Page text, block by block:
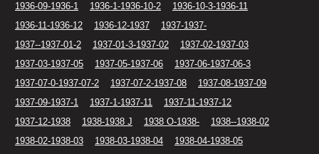
1936-09-1936-1
1936-1-1936-10-2
1936-10-3-1936-11
1936-11-1936-12
1936-12-1937
1937-1937-
1937--1937-01-2
1937-01-3-1937-02
1937-02-1937-03
1937-03-1937-05
1937-05-1937-06
1937-06-1937-06-3
1937-07-0-1937-07-2
1937-07-2-1937-08
1937-08-1937-09
1937-09-1937-1
1937-1-1937-11
1937-11-1937-12
1937-12-1938
1938-1938 J 1938 O-1938-
1938--1938-02
1938-02-1938-03
1938-03-1938-04
1938-04-1938-05